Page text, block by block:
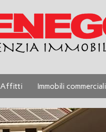
Affitti Immobili commerciali